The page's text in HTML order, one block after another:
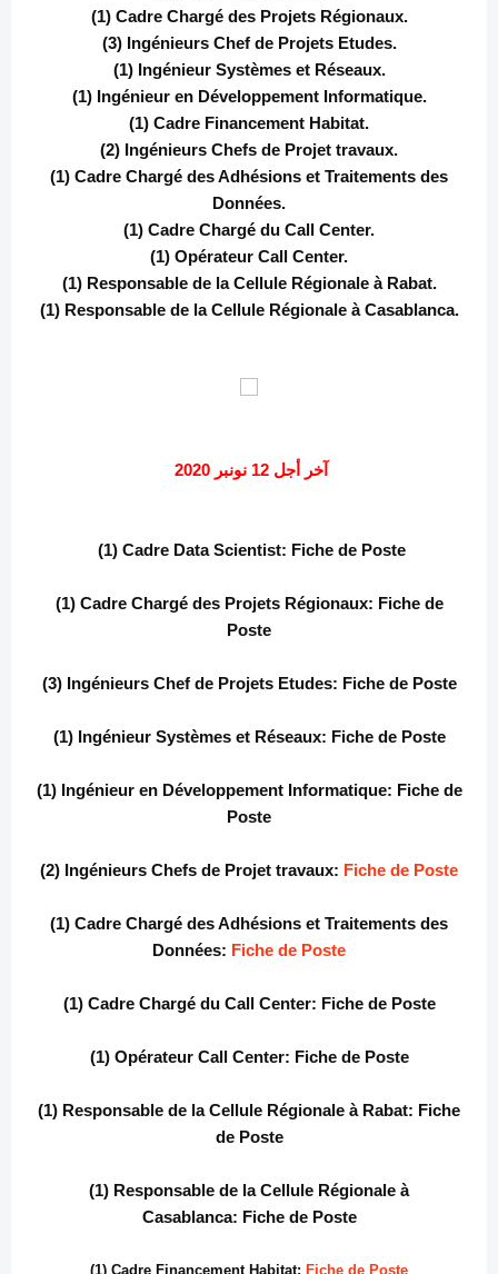
(1) Cadre Chargé des Projets Régionaux.
(3) Ingénieurs Chef de Projets Etudes.
(1) Ingénieur Systèmes et Réseaux.
(1) Ingénieur en Développement Informatique.
(1) Cadre Financement Habitat.
(2) Ingénieurs Chefs de Projet travaux.
(1) Cadre Chargé des Adhésions et Traitements des
Données.
(1) Cadre Chargé du Call Center.
(1) Opérateur Call Center.
(1) Responsable de la Cellule Régionale à Rabat.
(1) Responsable de la Cellule Régionale à Casablanca.
آخر أجل 12 نونبر 2020
(1) Cadre Data Scientist: Fiche de Poste
(1) Cadre Chargé des Projets Régionaux: Fiche de
Poste
(3) Ingénieurs Chef de Projets Etudes: Fiche de Poste
(1) Ingénieur Systèmes et Réseaux: Fiche de Poste
(1) Ingénieur en Développement Informatique: Fiche de
Poste
(2) Ingénieurs Chefs de Projet travaux: Fiche de Poste
(1) Cadre Chargé des Adhésions et Traitements des
Données: Fiche de Poste
(1) Cadre Chargé du Call Center: Fiche de Poste
(1) Opérateur Call Center: Fiche de Poste
(1) Responsable de la Cellule Régionale à Rabat: Fiche
de Poste
(1) Responsable de la Cellule Régionale à
Casablanca: Fiche de Poste
(1) Cadre Financement Habitat: Fiche de Poste